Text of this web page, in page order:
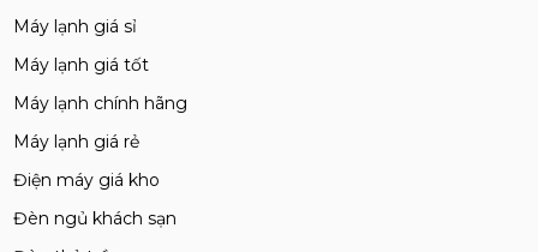
Máy lạnh giá sỉ
Máy lạnh giá tốt
Máy lạnh chính hãng
Máy lạnh giá rẻ
Điện máy giá kho
Đèn ngủ khách sạn